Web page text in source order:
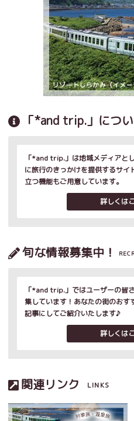
「*and trip.」につ
「*and trip.」は地域メディアと
に旅行のきっかけを提供するサ
立つ機能もご用意しています。
詳しくは
旬な情報募集中！
「*and trip.」ではユーザーの皆
集しています！あなたの街のお
記事にしてご紹介いたします♪
詳しくは
関連リンク LINKS